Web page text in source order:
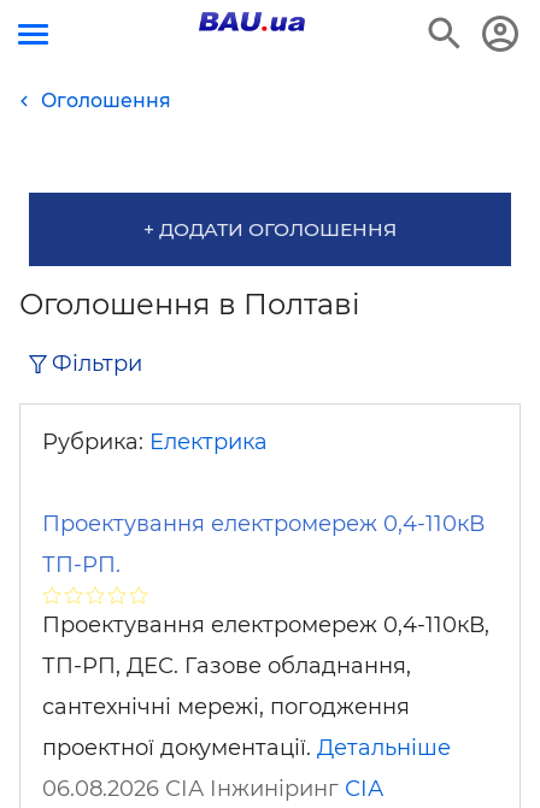
Оголошення
+ ДОДАТИ ОГОЛОШЕННЯ
Оголошення в Полтаві
Фільтри
Рубрика: Електрика
Проектування електромереж 0,4-110кВ
ТП-РП.
Проектування електромереж 0,4-110кВ,
ТП-РП, ДЕС. Газове обладнання,
сантехнічні мережі, погодження
проектної документації. Детальніше
06.08.2026 СІА Інжиніринг СІА